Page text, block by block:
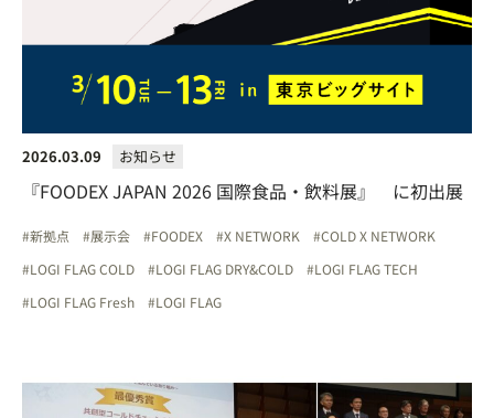
2026.03.09 お知らせ
『FOODEX JAPAN 2026 国際食品・飲料展』 に初出展
新拠点 展示会 FOODEX X NETWORK
COLD X NETWORK
LOGI FLAG COLD
LOGI FLAG DRY&COLD
LOGI FLAG TECH
LOGI FLAG Fresh
LOGI FLAG